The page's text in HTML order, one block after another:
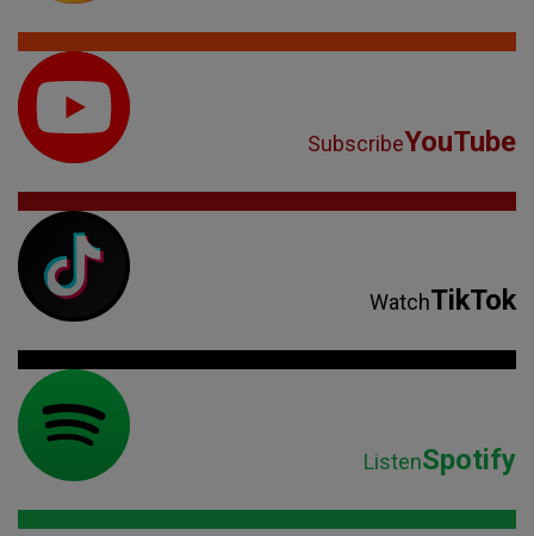
SubscribeYouTube
WatchTikTok
ListenSpotify